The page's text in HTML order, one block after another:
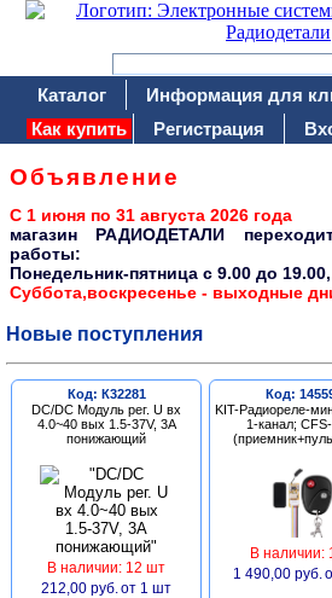
Каталог Информация для
Как купить
Регистрация
Объявление
С 1 июня по 31 августа 2026 года
магазин РАДИОДЕТАЛИ
работы:
Понедельник-пятница c 9.00 до 19.00,
Суббота,воскресенье - выходные
Новые поступления
Код: К32281
DC/DC Модуль рег. U вх
4.0~40 вых 1.5-37V, 3A
понижающий
В наличии: 12 шт
212,00 руб. от 1 шт
Код:
KIT-Радиореле-
1-канал;
В наличии:
1 490,00 руб.